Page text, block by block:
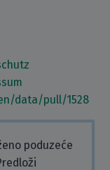
data/pull/1528
poduzeće